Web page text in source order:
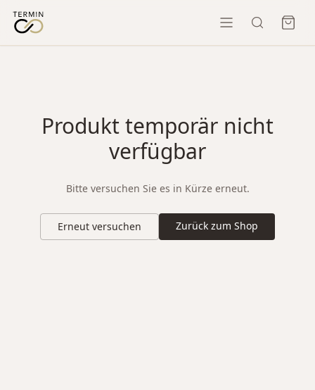
Produkt temporär nicht
verfügbar
Bitte versuchen Sie es in Kürze erneut.
Erneut versuchen Zurück zum Shop